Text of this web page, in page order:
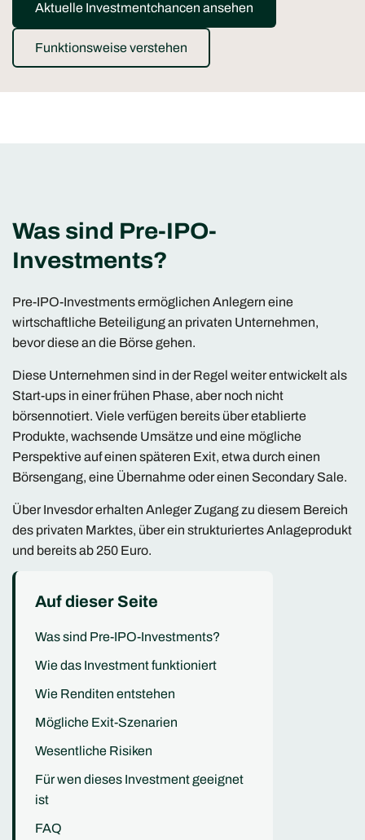
Aktuelle Investmentchancen ansehen
Funktionsweise verstehen
Was sind Pre-IPO-
Investments?
Pre-IPO-Investments ermöglichen Anlegern eine
wirtschaftliche Beteiligung an privaten Unternehmen,
bevor diese an die Börse gehen.
Diese Unternehmen sind in der Regel weiter entwickelt als
Start-ups in einer frühen Phase, aber noch nicht
börsennotiert. Viele verfügen bereits über etablierte
Produkte, wachsende Umsätze und eine mögliche
Perspektive auf einen späteren Exit, etwa durch einen
Börsengang, eine Übernahme oder einen Secondary Sale.
Über Invesdor erhalten Anleger Zugang zu diesem Bereich
des privaten Marktes, über ein strukturiertes Anlageprodukt
und bereits ab 250 Euro.
Auf dieser Seite
Was sind Pre-IPO-Investments?
Wie das Investment funktioniert
Wie Renditen entstehen
Mögliche Exit-Szenarien
Wesentliche Risiken
Für wen dieses Investment geeignet
ist
FAQ